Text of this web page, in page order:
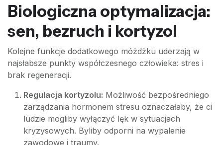
Biologiczna optymalizacja:
sen, bezruch i kortyzol
Kolejne funkcje dodatkowego móżdżku uderzają w
najsłabsze punkty współczesnego człowieka: stres i
brak regeneracji.
Regulacja kortyzolu: Możliwość bezpośredniego
zarządzania hormonem stresu oznaczałaby, że ci
ludzie mogliby wyłączyć lęk w sytuacjach
kryzysowych. Byliby odporni na wypalenie
zawodowe i traumy.